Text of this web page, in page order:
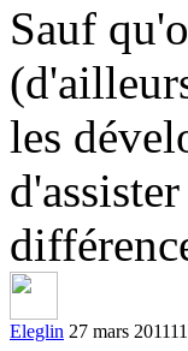
Sauf
les
Eleglin 27 mars 2011